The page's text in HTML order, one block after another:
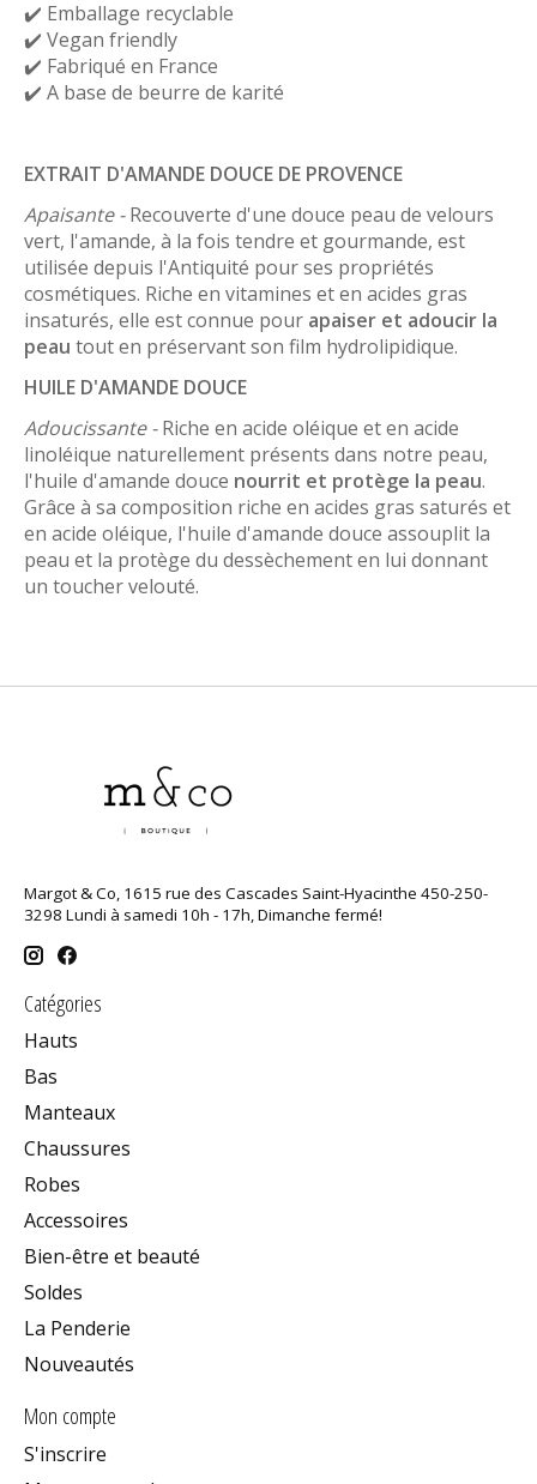
✔️ Emballage recyclable
✔️ Vegan friendly
✔️ Fabriqué en France
✔️ A base de beurre de karité
EXTRAIT D'AMANDE DOUCE DE PROVENCE
Apaisante -Recouverte d'une douce peau de velours
vert, l'amande, à la fois tendre et gourmande, est
utilisée depuis l'Antiquité pour ses propriétés
cosmétiques. Riche en vitamines et en acides gras
insaturés, elle est connue pour apaiser et adoucir la
peau tout en préservant son film hydrolipidique.
HUILE D'AMANDE DOUCE
Adoucissante -Riche en acide oléique et en acide
linoléique naturellement présents dans notre peau,
l'huile d'amande douce nourrit et protège la peau.
Grâce à sa composition riche en acides gras saturés et
en acide oléique, l'huile d'amande douce assouplit la
peau et la protège du dessèchement en lui donnant
un toucher velouté.
Margot & Co, 1615 rue des Cascades Saint-Hyacinthe 450-250-
3298 Lundi à samedi 10h - 17h, Dimanche fermé!
Catégories
Hauts
Bas
Manteaux
Chaussures
Robes
Accessoires
Bien-être et beauté
Soldes
La Penderie
Nouveautés
Mon compte
S'inscrire